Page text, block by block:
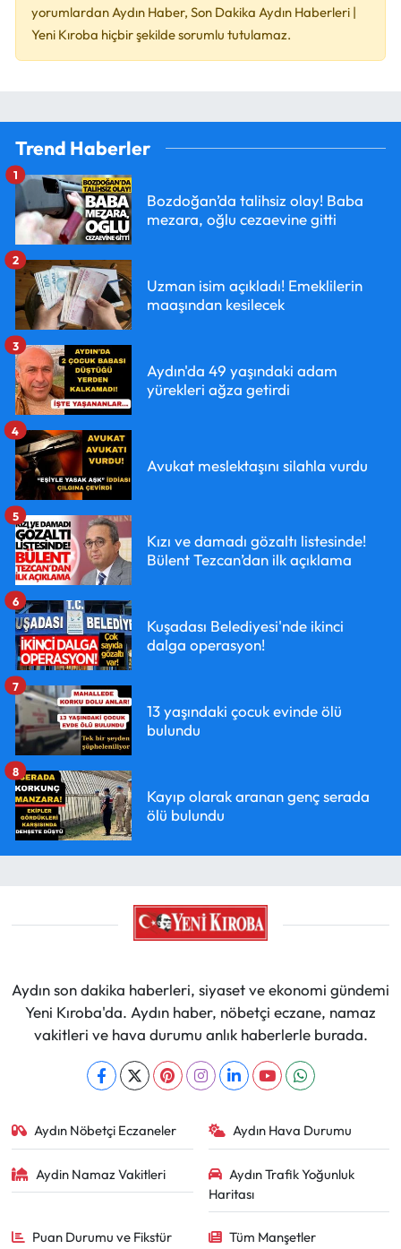
yorumlardan Aydın Haber, Son Dakika Aydın Haberleri |
Yeni Kıroba hiçbir şekilde sorumlu tutulamaz.
Trend Haberler
Bozdoğan’da talihsiz olay! Baba
mezara, oğlu cezaevine gitti
1
Uzman isim açıkladı! Emeklilerin
maaşından kesilecek
2
Aydın'da 49 yaşındaki adam
yürekleri ağza getirdi
3
Avukat meslektaşını silahla vurdu
4
Kızı ve damadı gözaltı listesinde!
Bülent Tezcan’dan ilk açıklama
5
Kuşadası Belediyesi'nde ikinci
dalga operasyon!
6
13 yaşındaki çocuk evinde ölü
bulundu
7
Kayıp olarak aranan genç serada
ölü bulundu
8
Aydın son dakika haberleri, siyaset ve ekonomi gündemi
Yeni Kıroba'da. Aydın haber, nöbetçi eczane, namaz
vakitleri ve hava durumu anlık haberlerle burada.
Aydın Nöbetçi Eczaneler Aydın Hava Durumu
Aydin Namaz Vakitleri
Aydın Trafik Yoğunluk
Haritası
Puan Durumu ve Fikstür Tüm Manşetler